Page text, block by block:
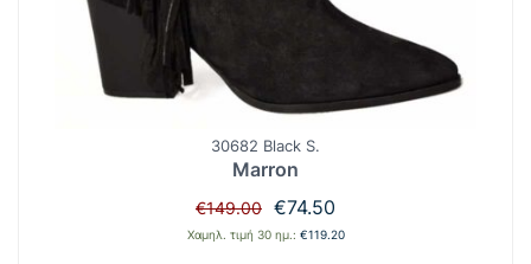
30682 Black S.
Marron
€149.00 Original
price
€74.50
τρέχουσα
Χαμηλ. τιμή 30 ημ.: €119.20